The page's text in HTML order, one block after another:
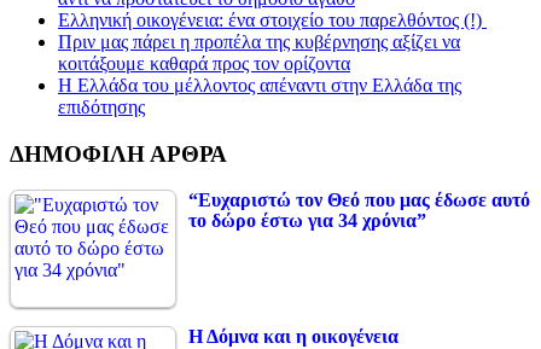
Ελληνική οικογένεια: ένα στοιχείο του παρελθόντος (!)
Πριν μας πάρει η προπέλα της κυβέρνησης αξίζει να
κοιτάξουμε καθαρά προς τον ορίζοντα
Η Ελλάδα του μέλλοντος απέναντι στην Ελλάδα της
επιδότησης
ΔΗΜΟΦΙΛΗ ΑΡΘΡΑ
“Ευχαριστώ τον Θεό που μας έδωσε αυτό
το δώρο έστω για 34 χρόνια”
Η Δόμνα και η οικογένεια